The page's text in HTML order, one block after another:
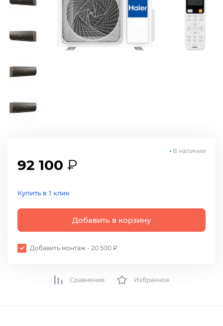
92 100 ₽
Купить в 1 клик
Добавить в корзину
Добавить монтаж - 20 500 ₽
В наличии
Сравнение Избранное